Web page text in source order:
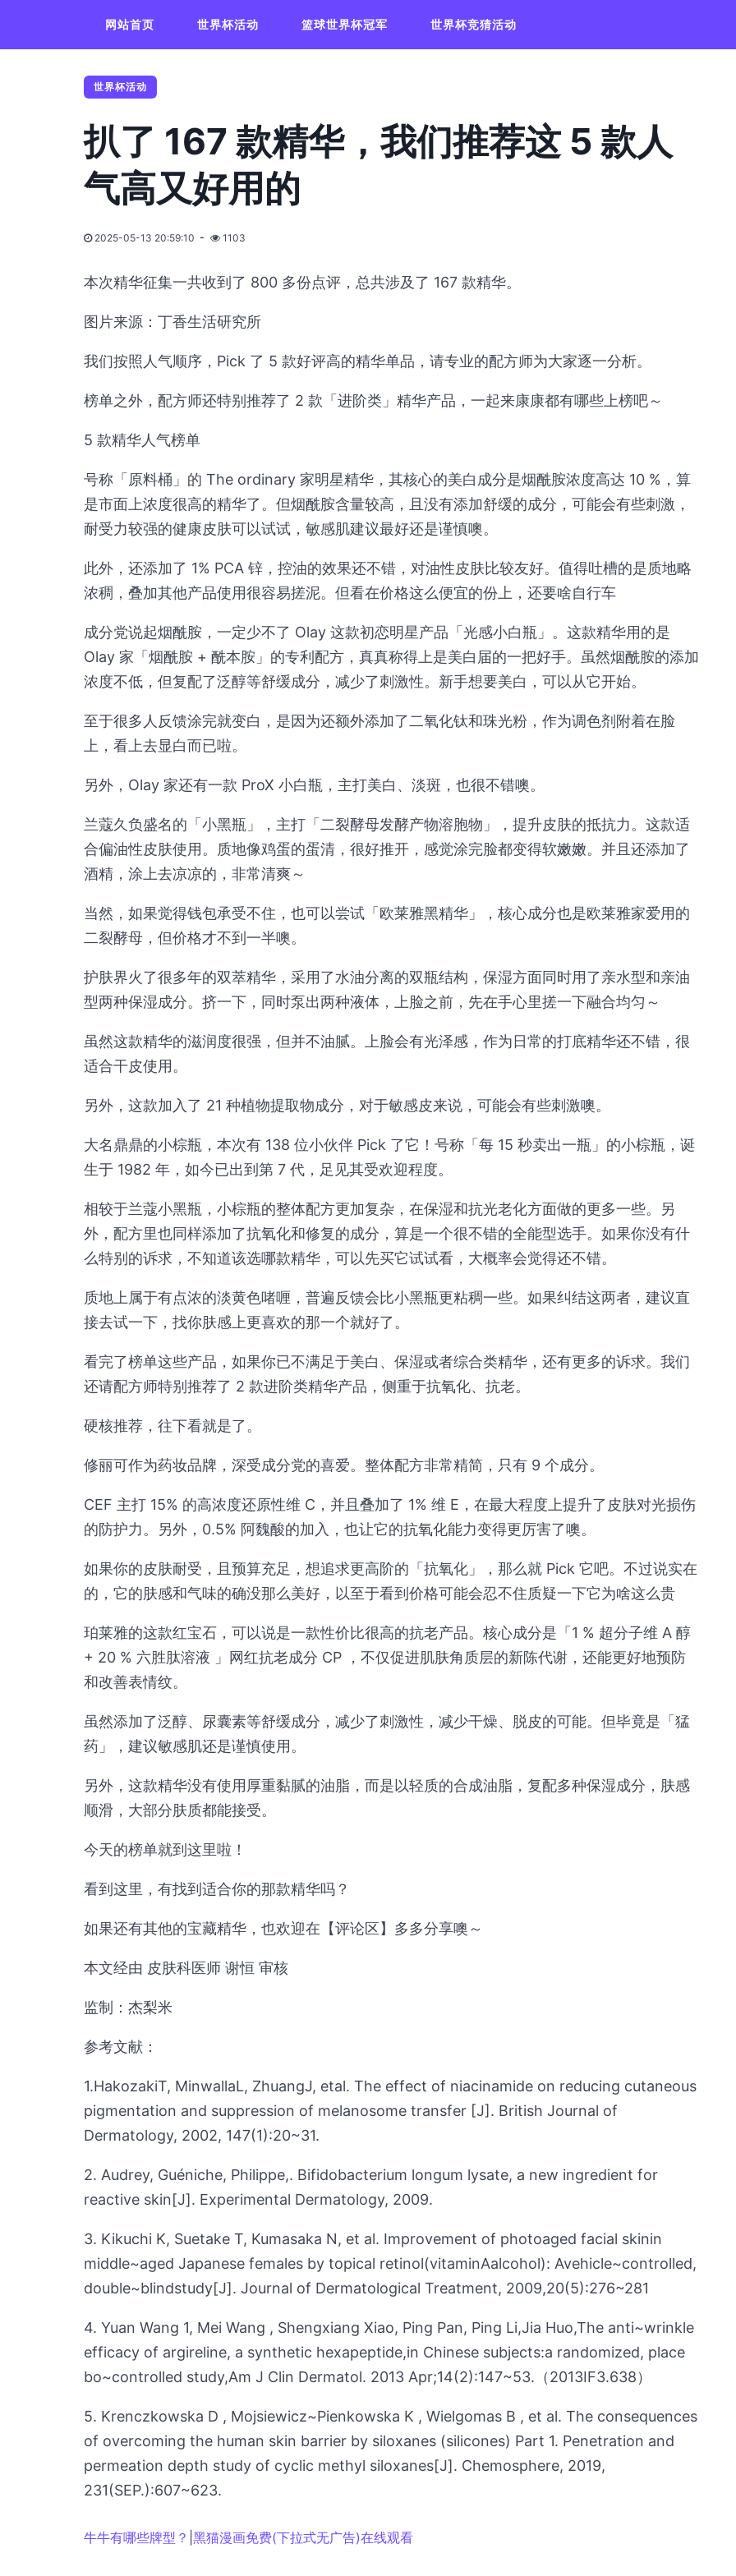
网站首页 世界杯活动 篮球世界杯冠军 世界杯竞猜活动
世界杯活动
扒了 167 款精华，我们推荐这 5 款人
气高又好用的
2025-05-13 20:59:10 1103
本次精华征集一共收到了 800 多份点评，总共涉及了 167 款精华。
图片来源：丁香生活研究所
我们按照人气顺序，Pick 了 5 款好评高的精华单品，请专业的配方师为大家逐一分析。
榜单之外，配方师还特别推荐了 2 款「进阶类」精华产品，一起来康康都有哪些上榜吧～
5 款精华人气榜单
号称「原料桶」的 The ordinary 家明星精华，其核心的美白成分是烟酰胺浓度高达 10 %，算
是市面上浓度很高的精华了。但烟酰胺含量较高，且没有添加舒缓的成分，可能会有些刺激，
耐受力较强的健康皮肤可以试试，敏感肌建议最好还是谨慎噢。
此外，还添加了 1% PCA 锌，控油的效果还不错，对油性皮肤比较友好。值得吐槽的是质地略
浓稠，叠加其他产品使用很容易搓泥。但看在价格这么便宜的份上，还要啥自行车
成分党说起烟酰胺，一定少不了 Olay 这款初恋明星产品「光感小白瓶」。这款精华用的是
Olay 家「烟酰胺 + 酰本胺」的专利配方，真真称得上是美白届的一把好手。虽然烟酰胺的添加
浓度不低，但复配了泛醇等舒缓成分，减少了刺激性。新手想要美白，可以从它开始。
至于很多人反馈涂完就变白，是因为还额外添加了二氧化钛和珠光粉，作为调色剂附着在脸
上，看上去显白而已啦。
另外，Olay 家还有一款 ProX 小白瓶，主打美白、淡斑，也很不错噢。
兰蔻久负盛名的「小黑瓶」，主打「二裂酵母发酵产物溶胞物」，提升皮肤的抵抗力。这款适
合偏油性皮肤使用。质地像鸡蛋的蛋清，很好推开，感觉涂完脸都变得软嫩嫩。并且还添加了
酒精，涂上去凉凉的，非常清爽～
当然，如果觉得钱包承受不住，也可以尝试「欧莱雅黑精华」，核心成分也是欧莱雅家爱用的
二裂酵母，但价格才不到一半噢。
护肤界火了很多年的双萃精华，采用了水油分离的双瓶结构，保湿方面同时用了亲水型和亲油
型两种保湿成分。挤一下，同时泵出两种液体，上脸之前，先在手心里搓一下融合均匀～
虽然这款精华的滋润度很强，但并不油腻。上脸会有光泽感，作为日常的打底精华还不错，很
适合干皮使用。
另外，这款加入了 21 种植物提取物成分，对于敏感皮来说，可能会有些刺激噢。
大名鼎鼎的小棕瓶，本次有 138 位小伙伴 Pick 了它！号称「每 15 秒卖出一瓶」的小棕瓶，诞
生于 1982 年，如今已出到第 7 代，足见其受欢迎程度。
相较于兰蔻小黑瓶，小棕瓶的整体配方更加复杂，在保湿和抗光老化方面做的更多一些。另
外，配方里也同样添加了抗氧化和修复的成分，算是一个很不错的全能型选手。如果你没有什
么特别的诉求，不知道该选哪款精华，可以先买它试试看，大概率会觉得还不错。
质地上属于有点浓的淡黄色啫喱，普遍反馈会比小黑瓶更粘稠一些。如果纠结这两者，建议直
接去试一下，找你肤感上更喜欢的那一个就好了。
看完了榜单这些产品，如果你已不满足于美白、保湿或者综合类精华，还有更多的诉求。我们
还请配方师特别推荐了 2 款进阶类精华产品，侧重于抗氧化、抗老。
硬核推荐，往下看就是了。
修丽可作为药妆品牌，深受成分党的喜爱。整体配方非常精简，只有 9 个成分。
CEF 主打 15% 的高浓度还原性维 C，并且叠加了 1% 维 E，在最大程度上提升了皮肤对光损伤
的防护力。另外，0.5% 阿魏酸的加入，也让它的抗氧化能力变得更厉害了噢。
如果你的皮肤耐受，且预算充足，想追求更高阶的「抗氧化」，那么就 Pick 它吧。不过说实在
的，它的肤感和气味的确没那么美好，以至于看到价格可能会忍不住质疑一下它为啥这么贵
珀莱雅的这款红宝石，可以说是一款性价比很高的抗老产品。核心成分是「1 % 超分子维 A 醇
+ 20 % 六胜肽溶液 」网红抗老成分 CP ，不仅促进肌肤角质层的新陈代谢，还能更好地预防
和改善表情纹。
虽然添加了泛醇、尿囊素等舒缓成分，减少了刺激性，减少干燥、脱皮的可能。但毕竟是「猛
药」，建议敏感肌还是谨慎使用。
另外，这款精华没有使用厚重黏腻的油脂，而是以轻质的合成油脂，复配多种保湿成分，肤感
顺滑，大部分肤质都能接受。
今天的榜单就到这里啦！
看到这里，有找到适合你的那款精华吗？
如果还有其他的宝藏精华，也欢迎在【评论区】多多分享噢～
本文经由 皮肤科医师 谢恒 审核
监制：杰梨米
参考文献：
1.HakozakiT, MinwallaL, ZhuangJ, etal. The effect of niacinamide on reducing cutaneous
pigmentation and suppression of melanosome transfer [J]. British Journal of
Dermatology, 2002, 147(1):20~31.
2. Audrey, Guéniche, Philippe,. Bifidobacterium longum lysate, a new ingredient for
reactive skin[J]. Experimental Dermatology, 2009.
3. Kikuchi K, Suetake T, Kumasaka N, et al. Improvement of photoaged facial skinin
middle~aged Japanese females by topical retinol(vitaminAalcohol): Avehicle~controlled,
double~blindstudy[J]. Journal of Dermatological Treatment, 2009,20(5):276~281
4. Yuan Wang 1, Mei Wang , Shengxiang Xiao, Ping Pan, Ping Li,Jia Huo,The anti~wrinkle
efficacy of argireline, a synthetic hexapeptide,in Chinese subjects:a randomized, place
bo~controlled study,Am J Clin Dermatol. 2013 Apr;14(2):147~53.（2013IF3.638）
5. Krenczkowska D , Mojsiewicz~Pienkowska K , Wielgomas B , et al. The consequences
of overcoming the human skin barrier by siloxanes (silicones) Part 1. Penetration and
permeation depth study of cyclic methyl siloxanes[J]. Chemosphere, 2019,
231(SEP.):607~623.
牛牛有哪些牌型？ 黑猫漫画免费(下拉式无广告)在线观看